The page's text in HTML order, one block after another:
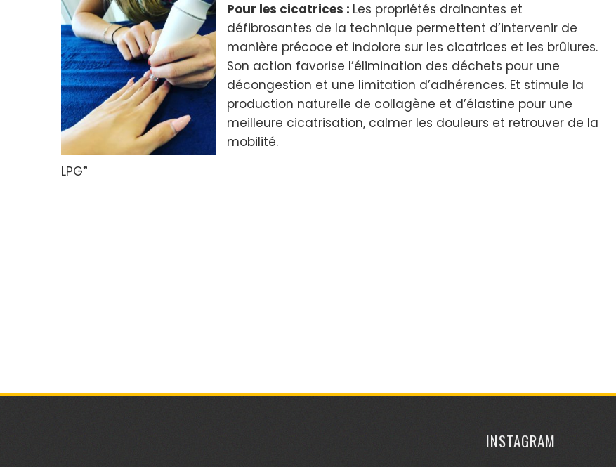
Pour les cicatrices : Les propriétés drainantes et
défibrosantes de la technique permettent d’intervenir de
manière précoce et indolore sur les cicatrices et les brûlures.
Son action favorise l’élimination des déchets pour une
décongestion et une limitation d’adhérences. Et stimule la
production naturelle de collagène et d’élastine pour une
meilleure cicatrisation, calmer les douleurs et retrouver de la
mobilité.
LPG®
INSTAGRAM